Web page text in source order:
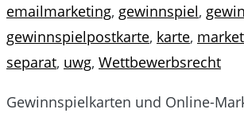
emailmarketing, gewinnspiel,
gewinnspielpostkarte, karte,
separat, uwg, Wettbewerbsrecht
Gewinnspielkarten und Online-